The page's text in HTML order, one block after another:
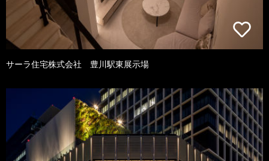
サーラ住宅株式会社 豊川駅東展示場